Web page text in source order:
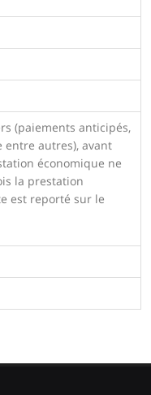
(paiements anticipés,
entre autres), avant
économique ne
la prestation
est reporté sur le